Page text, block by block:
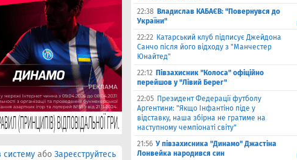
систему або Зареєструйтесь
22:38 Владислав КАБАЄВ: "Повернувся до
України"
22:22 Катарський клуб підписує Джейдона
Санчо після його відходу з "Манчестер
Юнайтед"
22:12 Півзахисник "Колоса" офіційно
перейшов у "Лівий Берег"
22:05 Президент Федерації футболу
Аргентини: "Якщо Інфантіно піде у
відставку, наша збірна не гратиме на
наступному чемпіонаті світу"
21:56 У півзахисника "Динамо" Джастіна
Лонвейка народився син